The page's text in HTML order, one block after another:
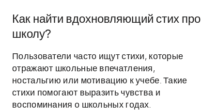
Как найти вдохновляющий стих про
школу?
Пользователи часто ищут стихи, которые
отражают школьные впечатления,
ностальгию или мотивацию к учебе. Такие
стихи помогают выразить чувства и
воспоминания о школьных годах.